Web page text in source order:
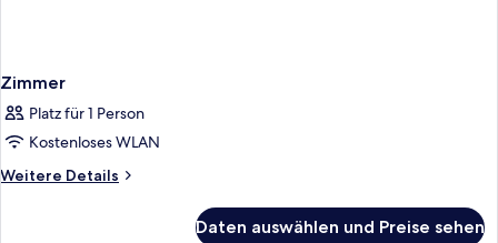
Zimmer
Platz für 1 Person
Kostenloses WLAN
Weitere Details
Weitere
Daten auswählen und Preise sehen